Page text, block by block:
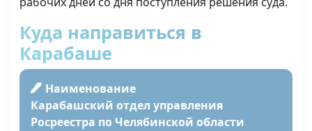
Куда направиться в
Карабаше
Наименование
Карабашский отдел управления
Росреестра по Челябинской области